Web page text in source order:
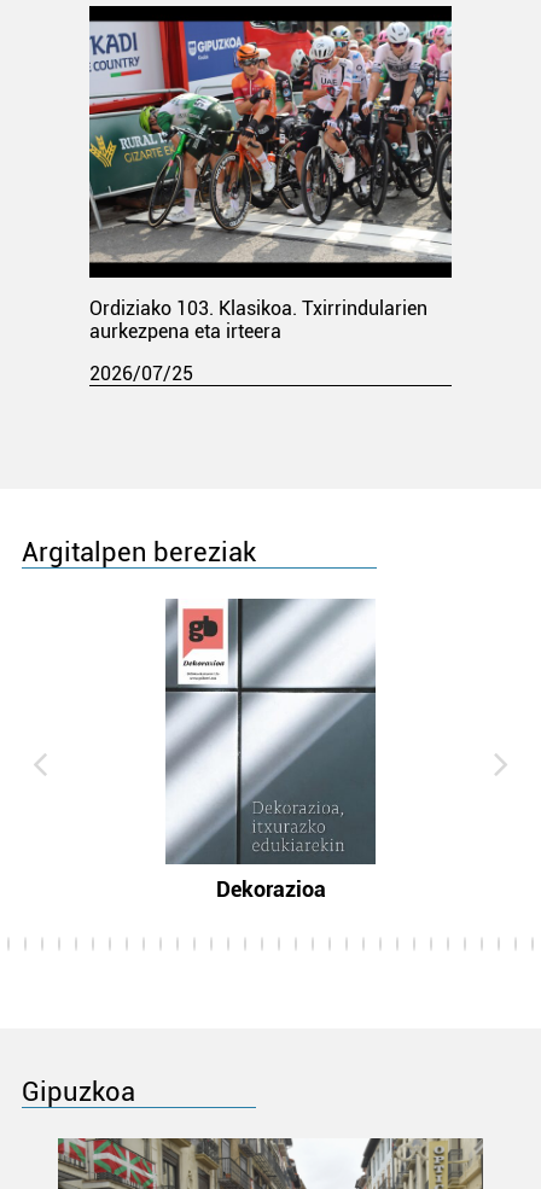
Ordiziako 103. Klasikoa. Txirrindularien
aurkezpena eta irteera
2026/07/25
Argitalpen bereziak
Dekorazioa
Gipuzkoa